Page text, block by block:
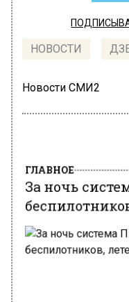
НОВОСТИ
Новости СМИ2
За ночь